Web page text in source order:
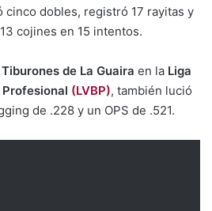
cinco dobles, registró 17 rayitas y
cojines en 15 intentos.
Tiburones de La Guaira en la Liga
(LVBP), también lució
de .228 y un OPS de .521.